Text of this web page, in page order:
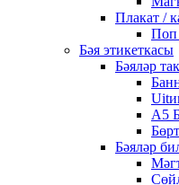
Плакат /
Поп
Бәя этикеткасы
Бәяләр
A5
Бәяләр